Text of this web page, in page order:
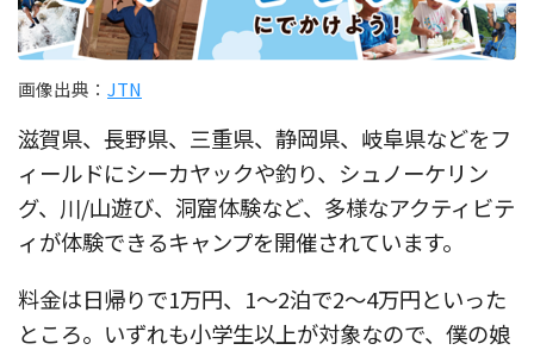
画像出典： JTN
滋賀県、長野県、三重県、静岡県、岐阜県などをフ
ィールドにシーカヤックや釣り、シュノーケリン
グ、川/山遊び、洞窟体験など、多様なアクティビテ
ィが体験できるキャンプを開催されています。
料金は日帰りで1万円、1〜2泊で2〜4万円といった
ところ。いずれも小学生以上が対象なので、僕の娘